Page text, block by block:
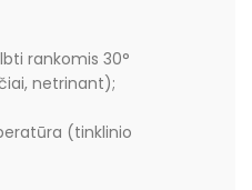
rankomis 30°
netrinant);
(tinklinio